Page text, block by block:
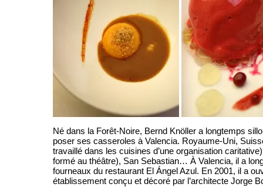
Né dans la Forêt-Noire, Bernd Knöller a longtemps
poser ses casseroles à Valencia. Royaume-Uni,
travaillé dans les cuisines d’une organisation
formé au théâtre), San Sebastian… À Valencia, il a
fourneaux du restaurant El Ángel Azul. En 2001, il a
établissement conçu et décoré par l’architecte Jorge